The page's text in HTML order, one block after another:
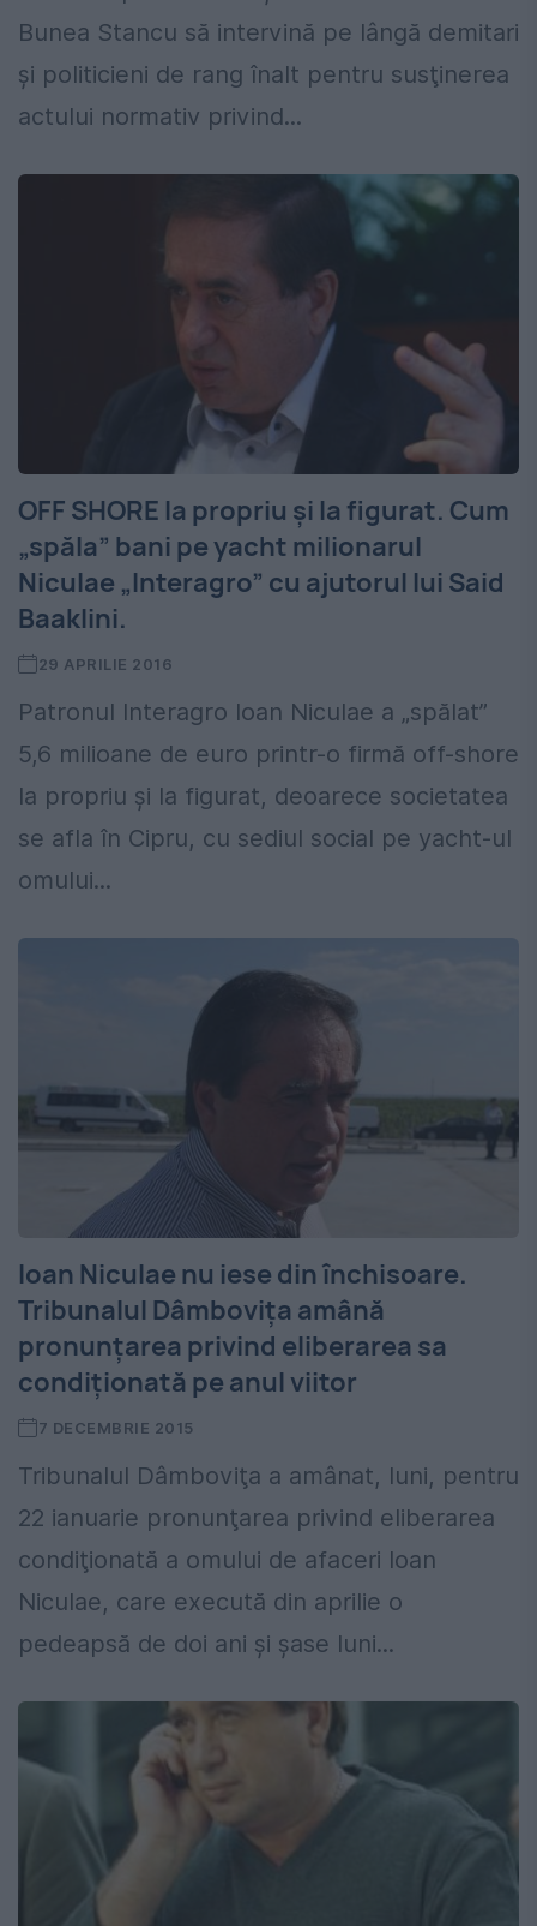
Bunea Stancu să intervină pe lângă demitari
şi politicieni de rang înalt pentru susţinerea
actului normativ privind...
OFF SHORE la propriu şi la figurat. Cum
„spăla” bani pe yacht milionarul
Niculae „Interagro” cu ajutorul lui Said
Baaklini.
29 APRILIE 2016
Patronul Interagro Ioan Niculae a „spălat”
5,6 milioane de euro printr-o firmă off-shore
la propriu şi la figurat, deoarece societatea
se afla în Cipru, cu sediul social pe yacht-ul
omului...
Ioan Niculae nu iese din închisoare.
Tribunalul Dâmboviţa amână
pronunţarea privind eliberarea sa
condiţionată pe anul viitor
7 DECEMBRIE 2015
Tribunalul Dâmboviţa a amânat, luni, pentru
22 ianuarie pronunţarea privind eliberarea
condiţionată a omului de afaceri Ioan
Niculae, care execută din aprilie o
pedeapsă de doi ani şi şase luni...